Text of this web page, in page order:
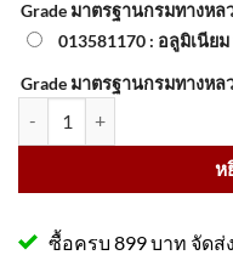
Grade มาตรฐานกรมทางหล
013581170 : อลูมิเนียม
Grade มาตรฐานกรมทางหล
ห
ซื้อครบ 899 บาท จัด